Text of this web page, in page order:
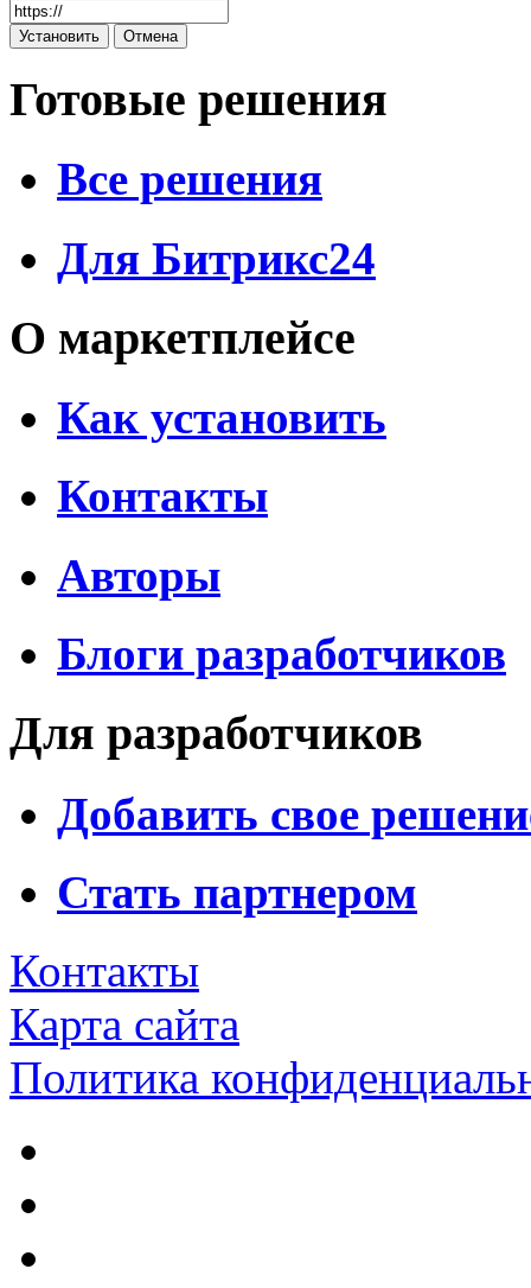
Готовые решения
Все решения
Для Битрикс24
О маркетплейсе
Как установить
Контакты
Авторы
Блоги разработчиков
Для разработчиков
Добавить свое
Стать партнером
Контакты
Карта сайта
Политика